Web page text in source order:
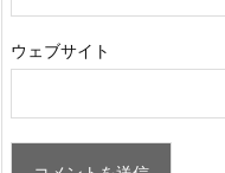
ウェブサイト